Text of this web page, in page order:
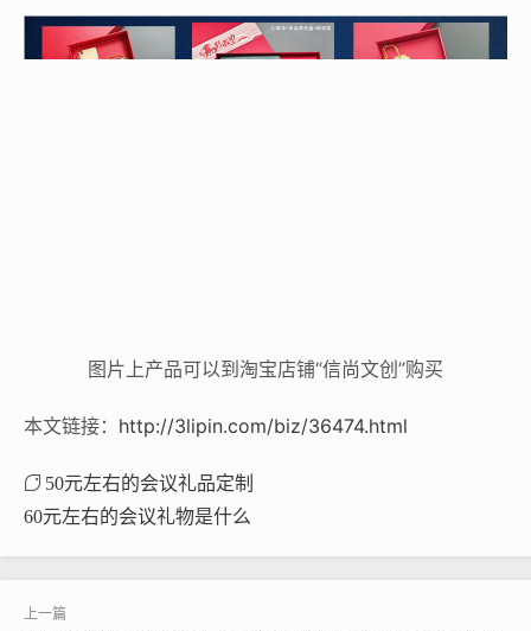
图片上产品可以到淘宝店铺“信尚文创”购买
本文链接： http://3lipin.com/biz/36474.html
50元左右的会议礼品定制
60元左右的会议礼物是什么